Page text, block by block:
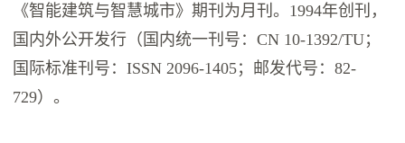
《智能建筑与智慧城市》期刊为月刊。1994年创刊，
国内外公开发行（国内统一刊号：CN 10-1392/TU；
国际标准刊号：ISSN 2096-1405；邮发代号：82-
729）。